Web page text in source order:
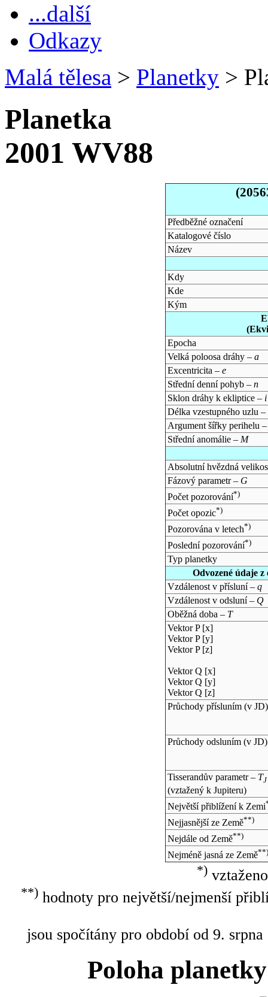
...další
Odkazy
Malá tělesa > Planetky >
Planetka
2001 WV88
Předběžné označení
Katalogové číslo
Název
Kdy
Kde
Kým
Epocha
Velká poloosa dráhy – a
Excentricita – e
Střední denní pohyb – n
Sklon dráhy k ekliptice – i
Délka vzestupného uzlu –
Argument šířky perihelu
Střední anomálie – M
Absolutní hvězdná
Fázový parametr – G
Počet pozorování*)
Počet opozic*)
Pozorována v letech*)
Poslední pozorování*)
Typ planetky
Odvozené údaje
Vzdálenost v přísluní – q
Vzdálenost v odsluní – Q
Oběžná doba – T
Vektor P [x]
Vektor P [y]
Vektor P [z]
Vektor Q [x]
Vektor Q [y]
Vektor Q [z]
Průchody přísluním (v JD)
Průchody odsluním (v JD)
Tisserandův parametr – TJ
(vztažený k Jupiteru)
Největší přiblížení k Zemi
Nejjasnější ze Země**)
Nejdále od Země**)
Nejméně jasná ze Země**)
*)
**)hodnoty pro největší/nejmenší
jsou spočítány pro období od 9.
Poloha